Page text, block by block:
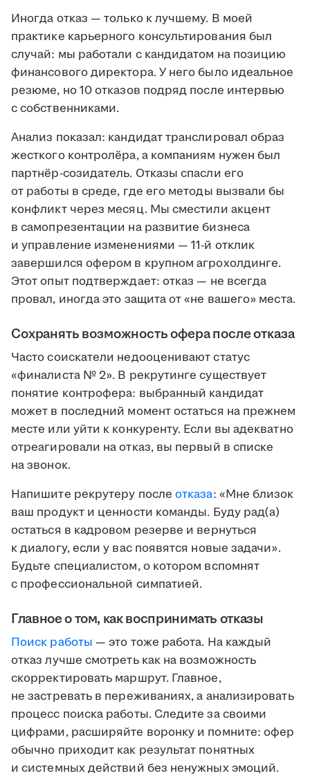
Иногда отказ — только к лучшему. В моей
практике карьерного консультирования был
случай: мы работали с кандидатом на позицию
финансового директора. У него было идеальное
резюме, но 10 отказов подряд после интервью
с собственниками.
Анализ показал: кандидат транслировал образ
жесткого контролёра, а компаниям нужен был
партнёр-созидатель. Отказы спасли его
от работы в среде, где его методы вызвали бы
конфликт через месяц. Мы сместили акцент
в самопрезентации на развитие бизнеса
и управление изменениями — 11-й отклик
завершился офером в крупном агрохолдинге.
Этот опыт подтверждает: отказ — не всегда
провал, иногда это защита от «не вашего» места.
Сохранять возможность офера после отказа
Часто соискатели недооценивают статус
«финалиста № 2». В рекрутинге существует
понятие контрофера: выбранный кандидат
может в последний момент остаться на прежнем
месте или уйти к конкуренту. Если вы адекватно
отреагировали на отказ, вы первый в списке
на звонок.
Напишите рекрутеру послеотказа: «Мне близок
ваш продукт и ценности команды. Буду рад(а)
остаться в кадровом резерве и вернуться
к диалогу, если у вас появятся новые задачи».
Будьте специалистом, о котором вспомнят
с профессиональной симпатией.
Главное о том, как воспринимать отказы
Поиск работы — это тоже работа. На каждый
отказ лучше смотреть как на возможность
скорректировать маршрут. Главное,
не застревать в переживаниях, а анализировать
процесс поиска работы. Следите за своими
цифрами, расширяйте воронку и помните: офер
обычно приходит как результат понятных
и системных действий без ненужных эмоций.